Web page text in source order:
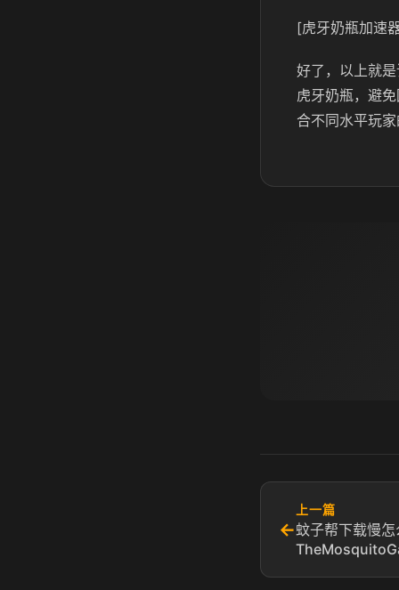
[虎牙奶瓶加速
好了，以上就
虎牙奶瓶，避
合不同水平玩
←
上一篇
蚊子帮下载慢怎